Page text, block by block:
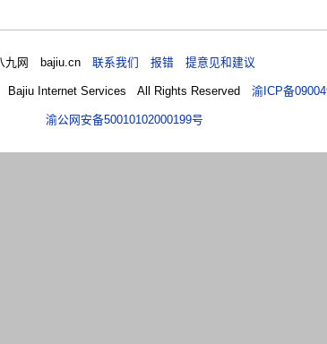
九网 bajiu.cn联系我们 报错 提意见和建议
Bajiu Internet Services All Rights Reserved 渝ICP备
渝公网安备50010102000199号